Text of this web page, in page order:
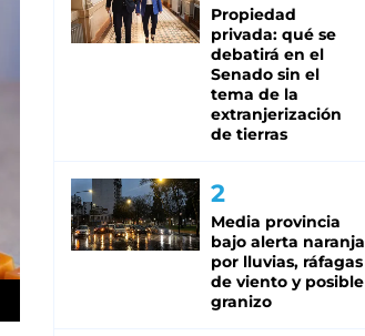
Propiedad
privada: qué se
debatirá en el
Senado sin el
tema de la
extranjerización
de tierras
Media provincia
bajo alerta naranja
por lluvias, ráfagas
de viento y posible
granizo